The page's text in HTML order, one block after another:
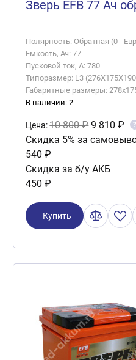
Зверь EFB 77 Ач
Полярность: Обратная (0 -
Емкость, Ач: 77
Пусковой ток, А: 780
Типоразмер: L3
Габаритные размеры:
В наличии: 2
Цена:10 800 ₽ 9 810 ₽ ?
Скидка 5% за
540 ₽
Скидка за б/у АКБ
450 ₽
Купить